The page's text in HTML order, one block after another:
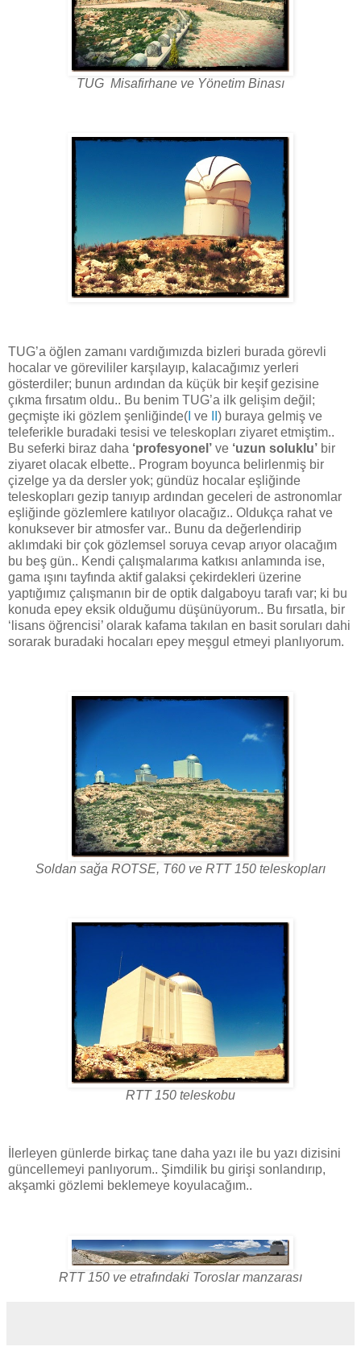
TUG Misafirhane ve Yönetim Binası
TUG’a öğlen zamanı vardığımızda bizleri burada görevli
hocalar ve görevililer karşılayıp, kalacağımız yerleri
gösterdiler; bunun ardından da küçük bir keşif gezisine
çıkma fırsatım oldu.. Bu benim TUG’a ilk gelişim değil;
geçmişte iki gözlem şenliğinde( ve
) buraya gelmiş ve
teleferikle buradaki tesisi ve teleskopları ziyaret etmiştim..
Bu seferki biraz daha ‘profesyonel’ ve ‘uzun soluklu’ bir
ziyaret olacak elbette.. Program boyunca belirlenmiş bir
çizelge ya da dersler yok; gündüz hocalar eşliğinde
teleskopları gezip tanıyıp ardından geceleri de astronomlar
eşliğinde gözlemlere katılıyor olacağız.. Oldukça rahat ve
konuksever bir atmosfer var.. Bunu da değerlendirip
aklımdaki bir çok gözlemsel soruya cevap arıyor olacağım
bu beş gün.. Kendi çalışmalarıma katkısı anlamında ise,
gama ışını tayfında aktif galaksi çekirdekleri üzerine
yaptığımız çalışmanın bir de optik dalgaboyu tarafı var; ki bu
konuda epey eksik olduğumu düşünüyorum.. Bu fırsatla, bir
‘lisans öğrencisi’ olarak kafama takılan en basit soruları dahi
sorarak buradaki hocaları epey meşgul etmeyi planlıyorum.
Soldan sağa ROTSE, T60 ve RTT 150 teleskopları
RTT 150 teleskobu
İlerleyen günlerde birkaç tane daha yazı ile bu yazı dizisini
güncellemeyi panlıyorum.. Şimdilik bu girişi sonlandırıp,
akşamki gözlemi beklemeye koyulacağım..
RTT 150 ve etrafındaki Toroslar manzarası